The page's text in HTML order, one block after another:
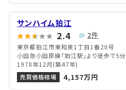
サンハイム狛江
2.4 2件
東京都狛江市東和泉1丁目1番20号
小田急小田原線「狛江駅」より徒歩で5分
1978年12月(築47年)
売買価格相場
4,157万円